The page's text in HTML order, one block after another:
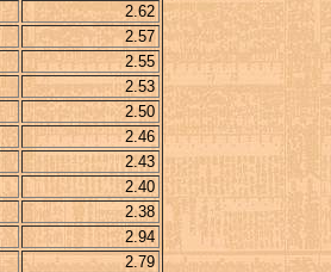
2.62
2.57
2.55
2.53
2.50
2.46
2.43
2.40
2.38
2.94
2.79